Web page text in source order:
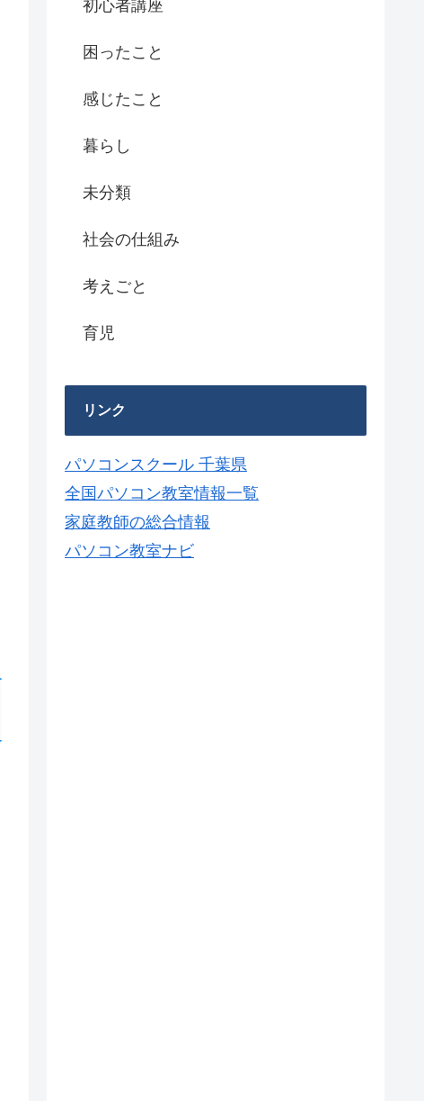
初心者講座
困ったこと
感じたこと
暮らし
未分類
社会の仕組み
考えごと
育児
リンク
パソコンスクール 千葉県
全国パソコン教室情報一覧
家庭教師の総合情報
パソコン教室ナビ